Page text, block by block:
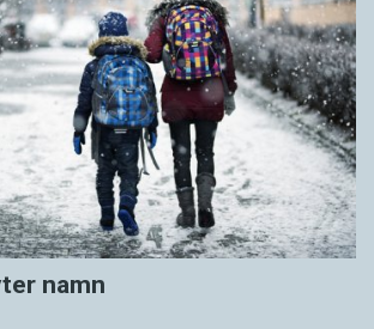
namn